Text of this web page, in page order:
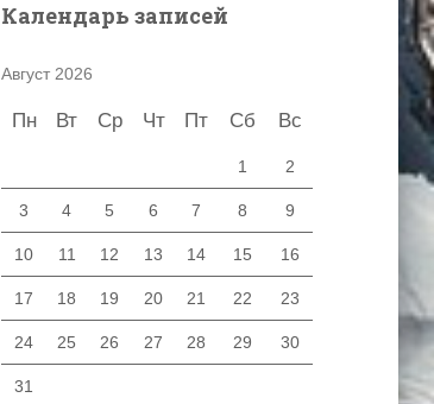
Календарь записей
Август 2026
Пн Вт Ср Чт Пт Сб Вс
1 2
3 4 5 6 7 8 9
10 11 12 13 14 15 16
17 18 19 20 21 22 23
24 25 26 27 28 29 30
31